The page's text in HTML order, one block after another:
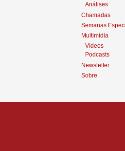
Análises
Chamadas
Semanas
Multimídia
Vídeos
Podcasts
Newsletter
Sobre